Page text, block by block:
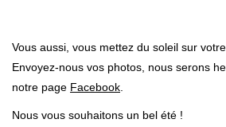
Vous aussi, vous mettez du soleil sur
Envoyez-nous vos photos, nous serons
notre page Facebook.
Nous vous souhaitons un bel été !